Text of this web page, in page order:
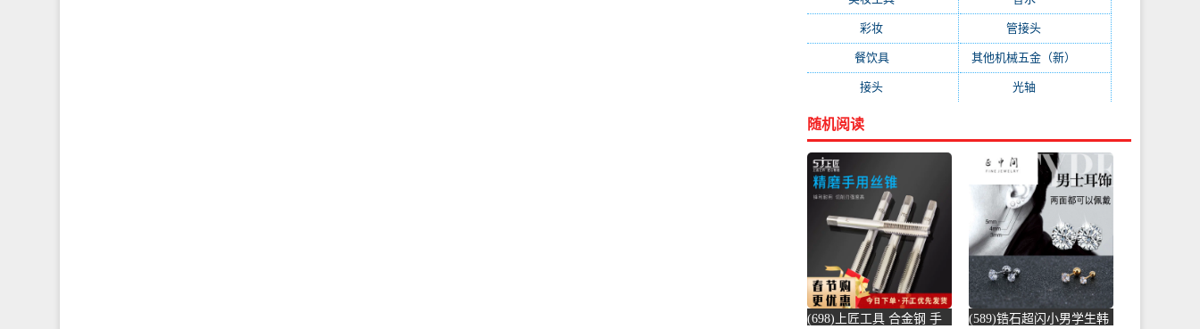
彩妆 管接头
餐饮具(25) 其他机械五金（新）
接头 光轴
随机阅读
(698)上匠工具 合金钢 手
(589)锆石超闪小男学生韩